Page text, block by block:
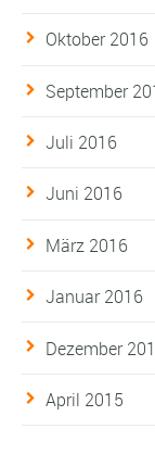
Oktober 2016
September
Juli 2016
Juni 2016
März 2016
Januar 2016
Dezember
April 2015